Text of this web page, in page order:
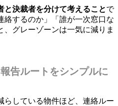
と決裁者を分けて考えることで
絡するのか」「誰が一次窓口な
グレーゾーンは一気に減りま
告ルートをシンプルに
らしている物件ほど、連絡ルー